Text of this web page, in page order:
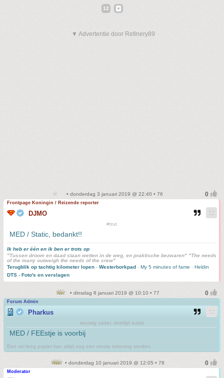
12
▼ Advertentie door Refinery89
• donderdag 3 januari 2019 @ 22:40 • 76
Frontpage Koningin / Reizende reporter
DJMO
#trut
MED / Static, bedankt!!
Ik heb er één en ik ben er trots op
"Tussen droom en daad staan wetten in de weg, en praktische bezwaren" "The needs
of the many outweigh the needs of the crew"
Terugblik op tachtig kilometer lopen - Westerborkpad - My 5 minutes of fame - Heldin
DTS - Foto's en verslagen
• dinsdag 8 januari 2019 @ 10:10 • 77
Forum Admin
Pharkus
eeuwig vader, deeltijd autist
MED / FEEstje is voorbij
Een vel leeg papier kan altijd nog een mooie tekening worden.
• donderdag 10 januari 2019 @ 12:05 • 78
Moderator